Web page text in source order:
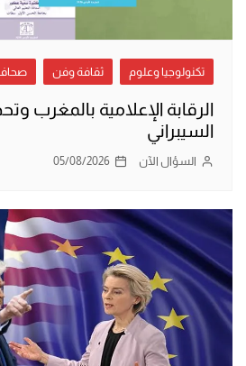
تكنولوجيا وعلوم ثقافة وفن
الرقابة الإعلامية بالمغرب
السيبراني
السؤال الآن 05/08/2026